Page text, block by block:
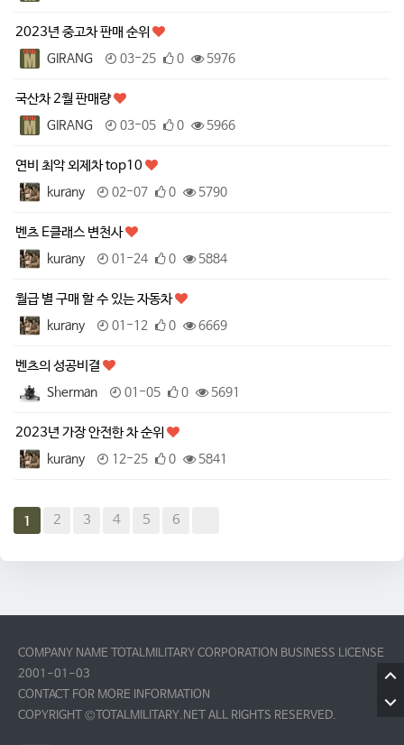
2023년 중고차 판매 순위
GIRANG 03-25 0 5976
국산차 2월 판매량
GIRANG 03-05 0 5966
연비 최악 외제차 top10
kurany 02-07 0 5790
벤츠 E클래스 변천사
kurany 01-24 0 5884
월급 별 구매 할 수 있는 자동차
kurany 01-12 0 6669
벤츠의 성공비결
Sherman 01-05 0 5691
2023년 가장 안전한 차 순위
kurany 12-25 0 5841
1 2 3 4 5 6
COMPANY NAME TOTALMILITARY CORPORATION BUSINESS LICENSE
2001-01-03
CONTACT FOR MORE INFORMATION
COPYRIGHT ©TOTALMILITARY.NET ALL RIGHTS RESERVED.